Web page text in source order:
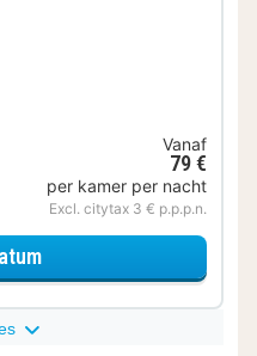
Vanaf
79 €
per kamer per nacht
Excl. citytax 3 € p.p.p.n.
voor Comfort